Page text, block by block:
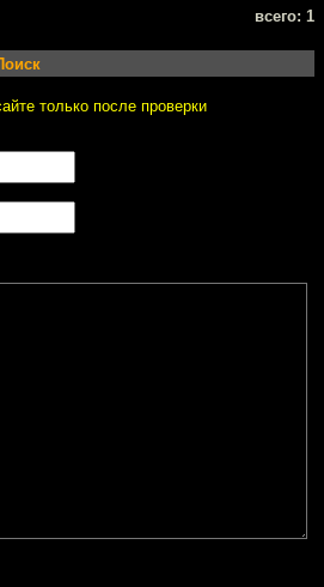
всего: 1
только после проверки